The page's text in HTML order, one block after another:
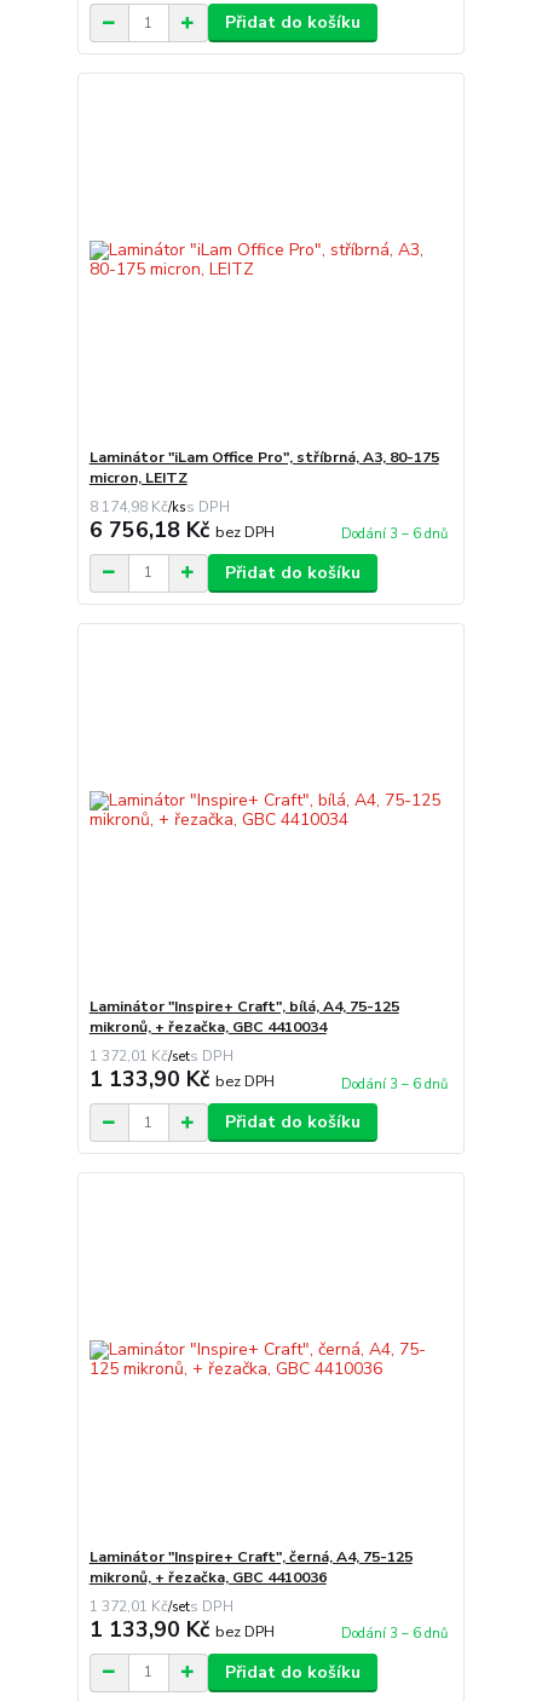
Přidat do košíku
Laminátor "iLam Office Pro", stříbrná, A3, 80-175
micron, LEITZ
8 174,98 Kč/ks
6 756,18 Kč bez DPH Dodání 3 – 6 dnů
Přidat do košíku
Laminátor "Inspire+ Craft", bílá, A4, 75-125
mikronů, + řezačka, GBC 4410034
1 372,01 Kč/set
1 133,90 Kč bez DPH Dodání 3 – 6 dnů
Přidat do košíku
Laminátor "Inspire+ Craft", černá, A4, 75-125
mikronů, + řezačka, GBC 4410036
1 372,01 Kč/set
1 133,90 Kč bez DPH Dodání 3 – 6 dnů
Přidat do košíku